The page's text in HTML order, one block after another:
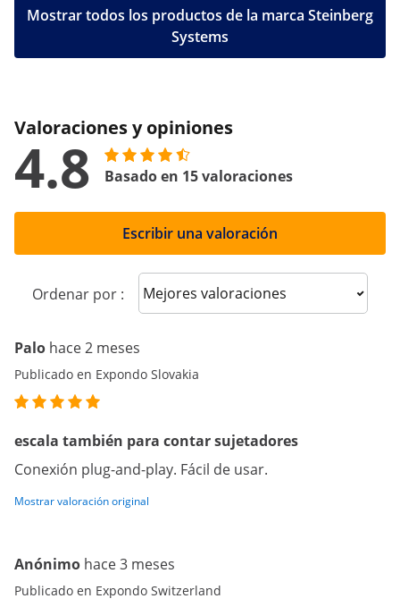
Mostrar todos los productos de la marca Steinberg
Systems
Valoraciones y opiniones
4.8 Basado en 15 valoraciones
Escribir una valoración
Ordenar por : Sort reviews
Palo hace 2 meses
Publicado en Expondo Slovakia
escala también para contar sujetadores
Conexión plug-and-play. Fácil de usar.
Mostrar valoración original
Anónimo hace 3 meses
Publicado en Expondo Switzerland